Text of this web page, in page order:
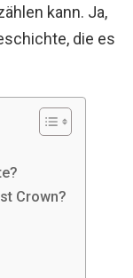
kann. Ja,
die es
Crown?